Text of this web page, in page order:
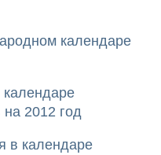
календаре
календаре
2012 год
в календаре